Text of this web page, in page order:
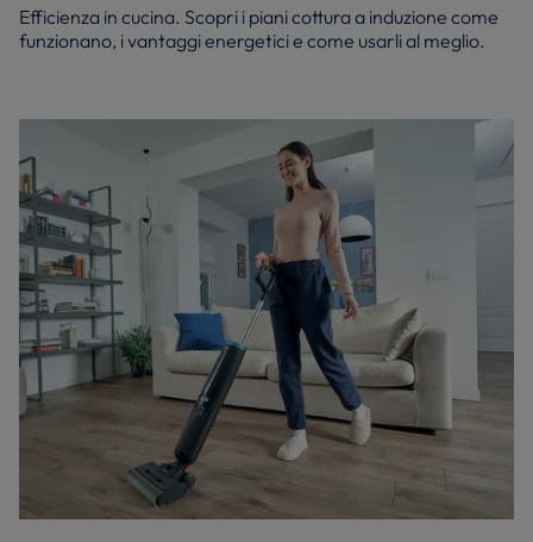
Efficienza in cucina. Scopri i piani cottura a induzione come
funzionano, i vantaggi energetici e come usarli al meglio.